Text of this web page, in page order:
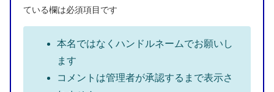
ている欄は必須項目です
本名ではなくハンドルネームでお願いし
ます
コメントは管理者が承認するまで表示さ